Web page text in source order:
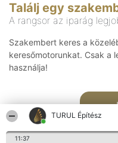
TURUL Építész
11:37
Találj egy
A rangsor az iparág
Szakembert keres a
keresőmotorunkat. Csak a
használja!